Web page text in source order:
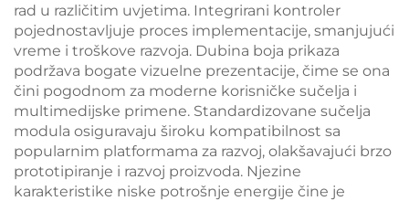
rad u različitim uvjetima. Integrirani kontroler
pojednostavljuje proces implementacije, smanjujući
vreme i troškove razvoja. Dubina boja prikaza
podržava bogate vizuelne prezentacije, čime se ona
čini pogodnom za moderne korisničke sučelja i
multimedijske primene. Standardizovane sučelja
modula osiguravaju široku kompatibilnost sa
popularnim platformama za razvoj, olakšavajući brzo
prototipiranje i razvoj proizvoda. Njezine
karakteristike niske potrošnje energije čine je